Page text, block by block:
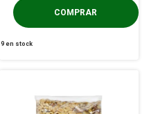
9 en stock